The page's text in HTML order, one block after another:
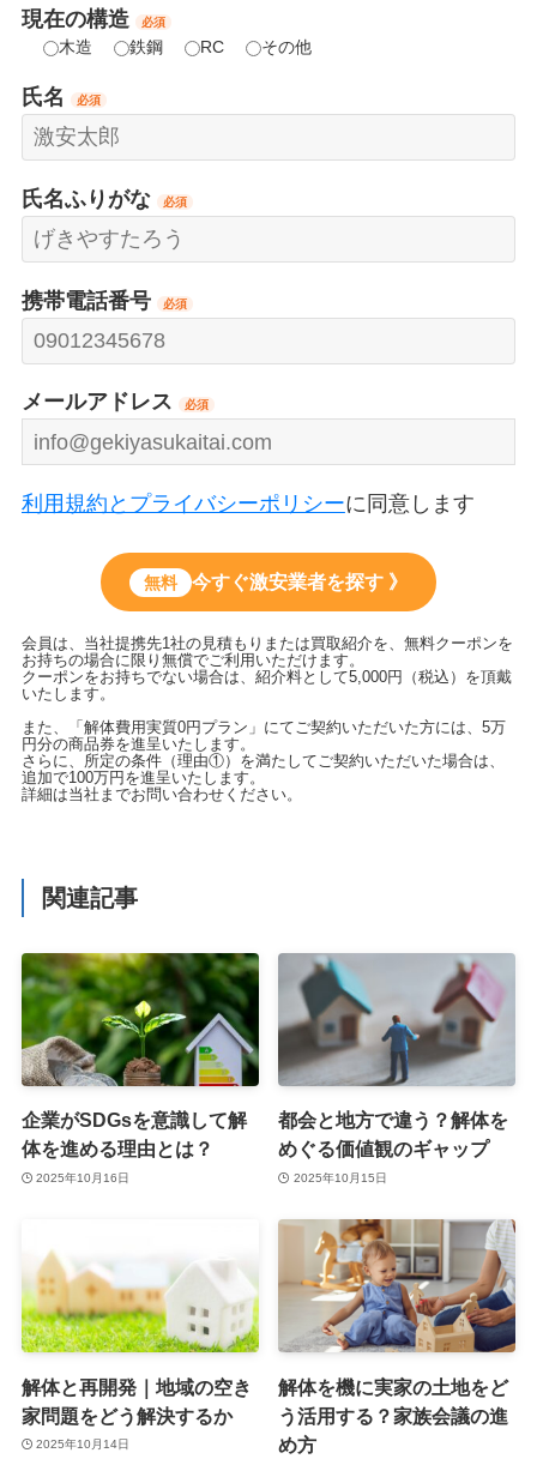
現在の構造 必須
木造 鉄鋼 RC その他
氏名 必須
氏名ふりがな 必須
携帯電話番号 必須
メールアドレス 必須
利用規約とプライバシーポリシーに同意します
無料 今すぐ激安業者を探す 》
会員は、当社提携先1社の見積もりまたは買取紹介を、無料クーポンを
お持ちの場合に限り無償でご利用いただけます。
クーポンをお持ちでない場合は、紹介料として5,000円（税込）を頂戴
いたします。
また、「解体費用実質0円プラン」にてご契約いただいた方には、5万
円分の商品券を進呈いたします。
さらに、所定の条件（理由①）を満たしてご契約いただいた場合は、
追加で100万円を進呈いたします。
詳細は当社までお問い合わせください。
関連記事
企業がSDGsを意識して解
体を進める理由とは？
2025年10月16日
都会と地方で違う？解体を
めぐる価値観のギャップ
2025年10月15日
解体と再開発｜地域の空き
家問題をどう解決するか
2025年10月14日
解体を機に実家の土地をど
う活用する？家族会議の進
め方